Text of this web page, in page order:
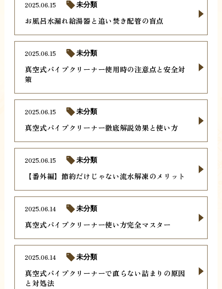
お風呂水漏れ給湯器と追い焚き配管の盲点
2025.06.15 未分類
真空式パイプクリーナー使用時の注意点と安全対
策
2025.06.15 未分類
真空式パイプクリーナー徹底解説効果と使い方
2025.06.15 未分類
【番外編】節約だけじゃない流水解凍のメリット
2025.06.15 未分類
真空式パイプクリーナー使い方完全マスター
2025.06.14 未分類
真空式パイプクリーナーで直らない詰まりの原因
と対処法
2025.06.14 未分類